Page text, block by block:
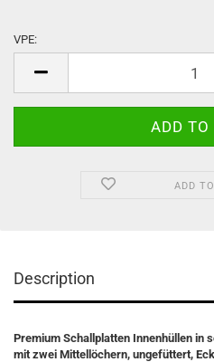
VPE:
ADD
Description
Premium Schallplatten Innenhüllen in
mit zwei Mittellöchern, ungefüttert,